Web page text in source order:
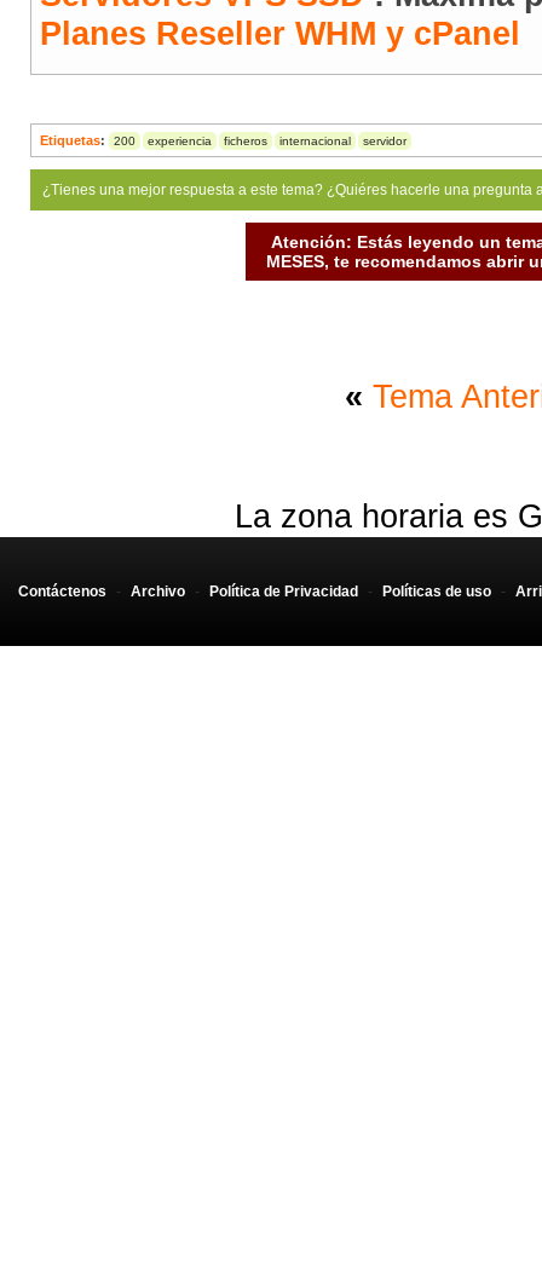
Planes Reseller WHM y cPanel
Etiquetas: 200 experiencia ficheros internacional servidor
¿Tienes una mejor respuesta a este tema? ¿Quiéres hacerle una
Atención: Estás leyendo un
MESES, te recomendamos abrir
« Tema
La zona horaria es
Contáctenos - Archivo - Política de Privacidad - Políticas de uso -